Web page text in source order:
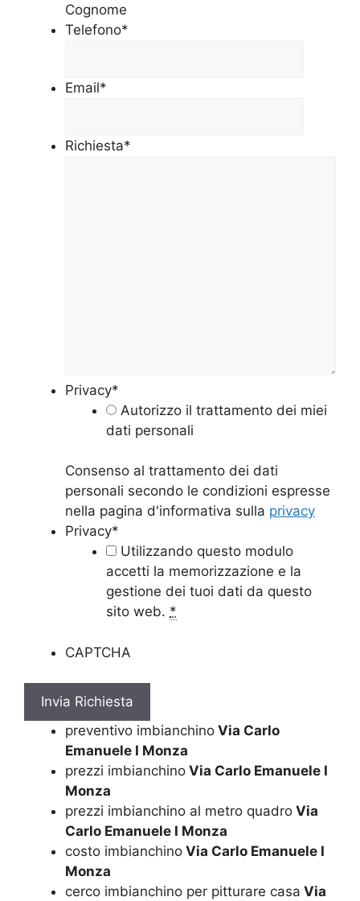
Cognome
Telefono*
Email*
Richiesta*
Privacy*
Autorizzo il trattamento dei miei
dati personali
Consenso al trattamento dei dati
personali secondo le condizioni espresse
nella pagina d'informativa sulla privacy
Privacy*
Utilizzando questo modulo
accetti la memorizzazione e la
gestione dei tuoi dati da questo
sito web. *
CAPTCHA
preventivo imbianchino Via Carlo
Emanuele I Monza
prezzi imbianchino Via Carlo Emanuele I
Monza
prezzi imbianchino al metro quadro Via
Carlo Emanuele I Monza
costo imbianchino Via Carlo Emanuele I
Monza
cerco imbianchino per pitturare casa Via